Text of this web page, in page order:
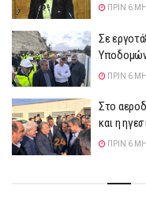
ΠΡΙΝ 6
Σε
ΠΡΙΝ 6
Στο
και η
ΠΡΙΝ 6